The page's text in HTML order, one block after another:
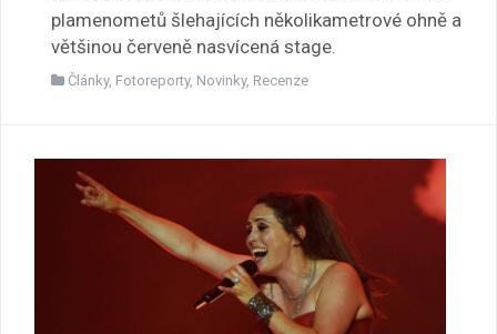
plamenometů šlehajících několikametrové ohně a
většinou červeně nasvícená stage.
Články, Fotoreporty, Novinky, Recenze